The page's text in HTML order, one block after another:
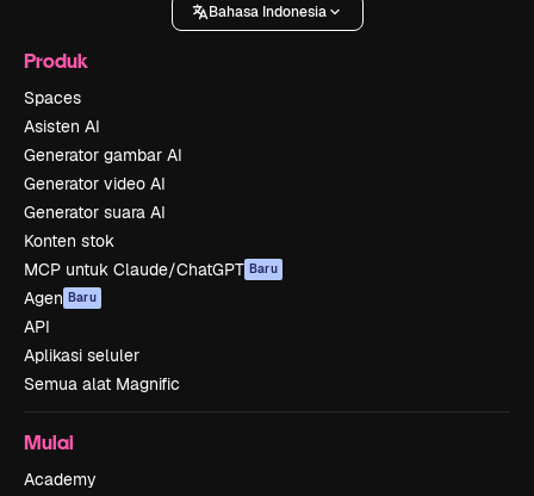
Bahasa Indonesia
Produk
Spaces
Asisten AI
Generator gambar AI
Generator video AI
Generator suara AI
Konten stok
MCP untuk Claude/ChatGPT Baru
Agen Baru
API
Aplikasi seluler
Semua alat Magnific
Mulai
Academy